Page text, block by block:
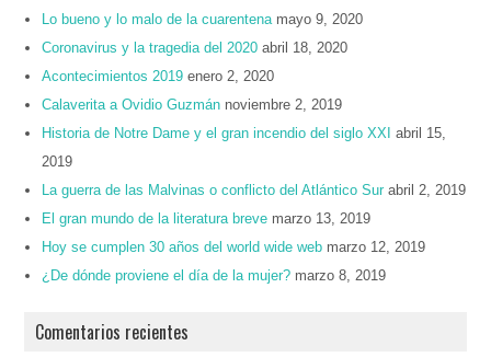
Lo bueno y lo malo de la cuarentena mayo 9, 2020
Coronavirus y la tragedia del 2020 abril 18, 2020
Acontecimientos 2019 enero 2, 2020
Calaverita a Ovidio Guzmán noviembre 2, 2019
Historia de Notre Dame y el gran incendio del siglo XXI
abril 15,
2019
La guerra de las Malvinas o conflicto del Atlántico Sur abril 2, 2019
El gran mundo de la literatura breve marzo 13, 2019
Hoy se cumplen 30 años del world wide web marzo 12, 2019
¿De dónde proviene el día de la mujer? marzo 8, 2019
Comentarios recientes